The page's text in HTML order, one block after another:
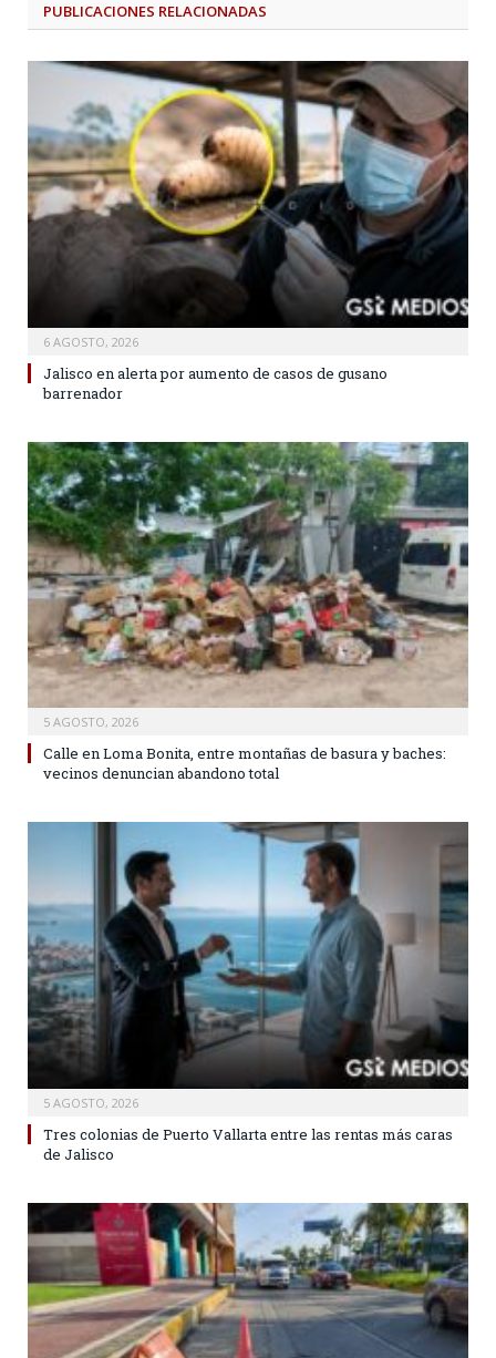
PUBLICACIONES RELACIONADAS
6 AGOSTO, 2026
Jalisco en alerta por aumento de casos de gusano
barrenador
5 AGOSTO, 2026
Calle en Loma Bonita, entre montañas de basura y baches:
vecinos denuncian abandono total
5 AGOSTO, 2026
Tres colonias de Puerto Vallarta entre las rentas más caras
de Jalisco